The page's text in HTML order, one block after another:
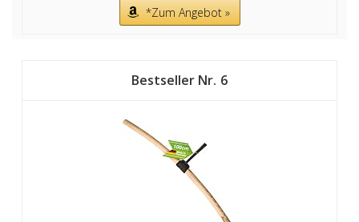
*Zum Angebot »
6